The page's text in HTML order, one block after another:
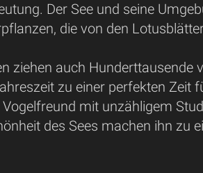
Der See und seine
die von den
ziehen auch Hunderttausende
zu einer perfekten Zeit
mit unzähligem
des Sees machen ihn zu